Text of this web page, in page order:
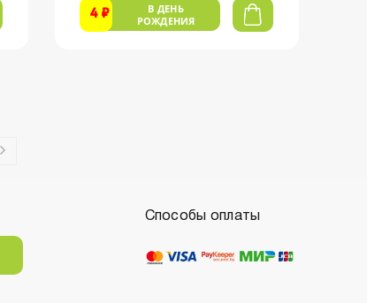
4 ₽
В ДЕНЬ
РОЖДЕНИЯ
Способы оплаты